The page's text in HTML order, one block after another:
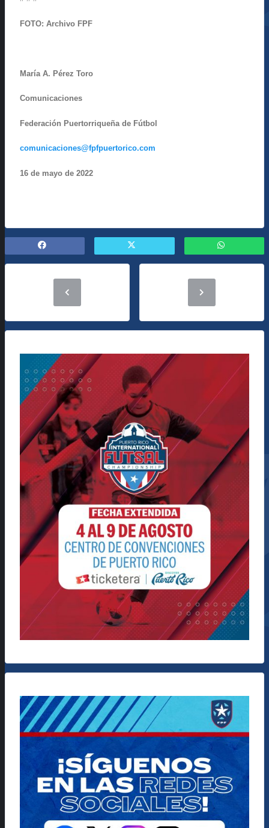
FOTO: Archivo FPF
María A. Pérez Toro
Comunicaciones
Federación Puertorriqueña de Fútbol
comunicaciones@fpfpuertorico.com
16 de mayo de 2022